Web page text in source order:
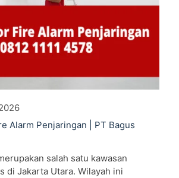
Alarm Penjaringan | PT Bagus
salah satu kawasan
di Jakarta Utara. Wilayah ini